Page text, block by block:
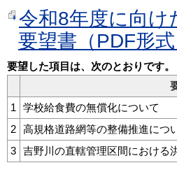
令和8年度に向け
要望書（PDF形式
要望した項目は、次のとおりです。
要望項
1
学校給食費の無償化について
2 高規格道路網等の整備推進につ
3 吉野川の直轄管理区間における